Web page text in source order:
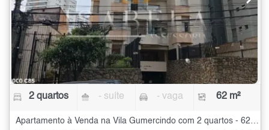
2 quartos - suíte - vaga 62 m²
Apartamento à Venda na Vila Gumercindo com 2 quartos - 62 m²